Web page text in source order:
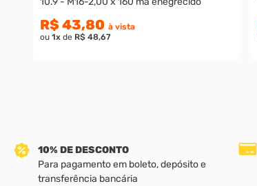
R$ 43,80 à vista
ou 1xde R$ 48,67
10% DE DESCONTO
Para pagamento em boleto, depósito e
transferência bancária